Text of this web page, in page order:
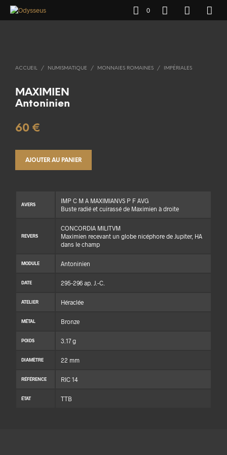
0
ACCUEIL / NUMISMATIQUE / MONNAIES ROMAINES / IMPÉRIALES
MAXIMIEN
Antoninien
60 €
AJOUTER AU PANIER
AVERS
IMP C M A MAXIMIANVS P F AVG
Buste radié et cuirassé de Maximien à droite
REVERS
CONCORDIA MILITVM
Maximien recevant un globe nicéphore de Jupiter, HA
dans le champ
MODULE Antoninien
DATE 295-296 ap. J.-C.
ATELIER Héraclée
MÉTAL Bronze
POIDS 3.17 g
DIAMÈTRE 22 mm
RÉFÉRENCE RIC 14
ÉTAT TTB